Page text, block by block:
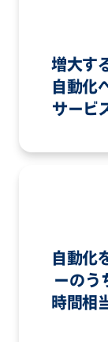
増大す
自動化
サービ
自動化
ーのう
時間相